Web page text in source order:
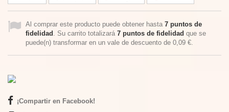
Al comprar este producto puede obtener hasta 7 puntos de
fidelidad . Su carrito totalizará 7 puntos de fidelidad que se
puede(n) transformar en un vale de descuento de 0,09 €.
¡Compartir en Facebook!